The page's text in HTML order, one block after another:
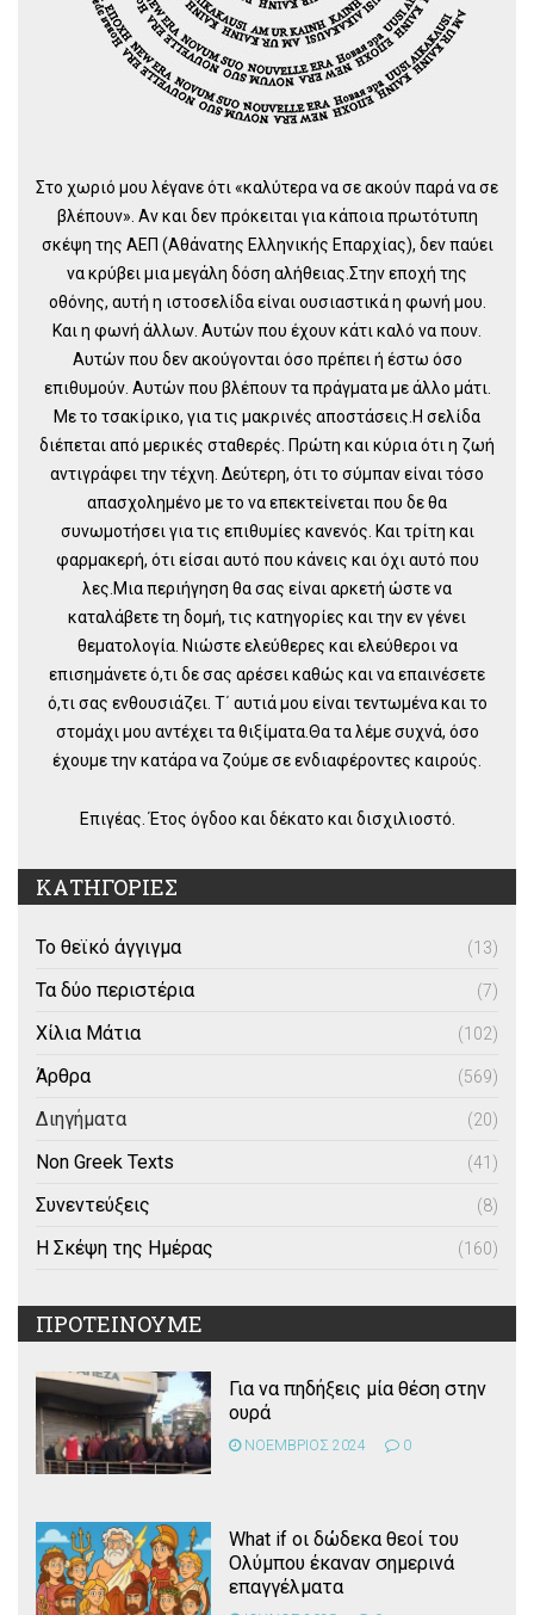
Στο χωριό μου λέγανε ότι «καλύτερα να σε ακούν παρά να σε
βλέπουν». Αν και δεν πρόκειται για κάποια πρωτότυπη
σκέψη της ΑΕΠ (Αθάνατης Ελληνικής Επαρχίας), δεν παύει
να κρύβει μια μεγάλη δόση αλήθειας.Στην εποχή της
οθόνης, αυτή η ιστοσελίδα είναι ουσιαστικά η φωνή μου.
Και η φωνή άλλων. Αυτών που έχουν κάτι καλό να πουν.
Αυτών που δεν ακούγονται όσο πρέπει ή έστω όσο
επιθυμούν. Αυτών που βλέπουν τα πράγματα με άλλο μάτι.
Με το τσακίρικο, για τις μακρινές αποστάσεις.Η σελίδα
διέπεται από μερικές σταθερές. Πρώτη και κύρια ότι η ζωή
αντιγράφει την τέχνη. Δεύτερη, ότι το σύμπαν είναι τόσο
απασχολημένο με το να επεκτείνεται που δε θα
συνωμοτήσει για τις επιθυμίες κανενός. Και τρίτη και
φαρμακερή, ότι είσαι αυτό που κάνεις και όχι αυτό που
λες.Μια περιήγηση θα σας είναι αρκετή ώστε να
καταλάβετε τη δομή, τις κατηγορίες και την εν γένει
θεματολογία. Νιώστε ελεύθερες και ελεύθεροι να
επισημάνετε ό,τι δε σας αρέσει καθώς και να επαινέσετε
ό,τι σας ενθουσιάζει. Τ΄ αυτιά μου είναι τεντωμένα και το
στομάχι μου αντέχει τα θιξίματα.Θα τα λέμε συχνά, όσο
έχουμε την κατάρα να ζούμε σε ενδιαφέροντες καιρούς.
Επιγέας. Έτος όγδοο και δέκατο και δισχιλιοστό.
ΚΑΤΗΓΟΡΙΕΣ
Το θεϊκό άγγιγμα (13)
Τα δύο περιστέρια (7)
Χίλια Μάτια (102)
Άρθρα (569)
Διηγήματα (20)
Non Greek Texts (41)
Συνεντεύξεις (8)
Η Σκέψη της Ημέρας (160)
ΠΡΟΤΕΙΝΟΥΜΕ
Για να πηδήξεις μία θέση στην
ουρά
ΝΟΕΜΒΡΙΟΣ 2024 0
What if οι δώδεκα θεοί του
Ολύμπου έκαναν σημερινά
επαγγέλματα